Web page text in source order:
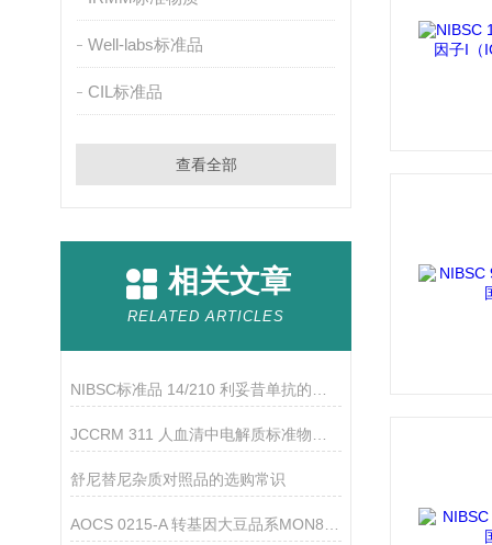
Well-labs标准品
CIL标准品
查看全部
相关文章
RELATED ARTICLES
舒尼替尼杂质对照品的选购常识